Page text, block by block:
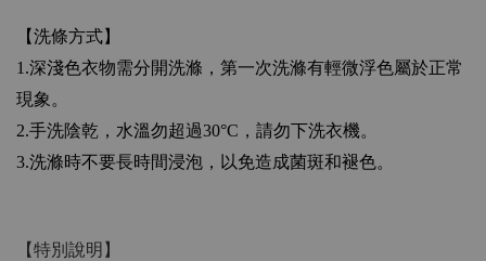
【洗條方式】
1.深淺色衣物需分開洗滌，第一次洗滌有輕微浮色屬於正常
現象。
2.手洗陰乾，水溫勿超過30°C ，請勿下洗衣機。
3.洗滌時不要長時間浸泡，以免造成菌斑和褪色。
【特別說明】